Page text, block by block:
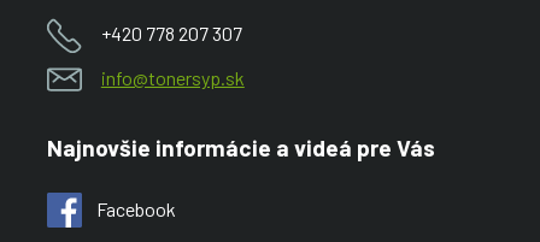
+420 778 207 307
info@tonersyp.sk
Najnovšie informácie a videá pre Vás
Facebook